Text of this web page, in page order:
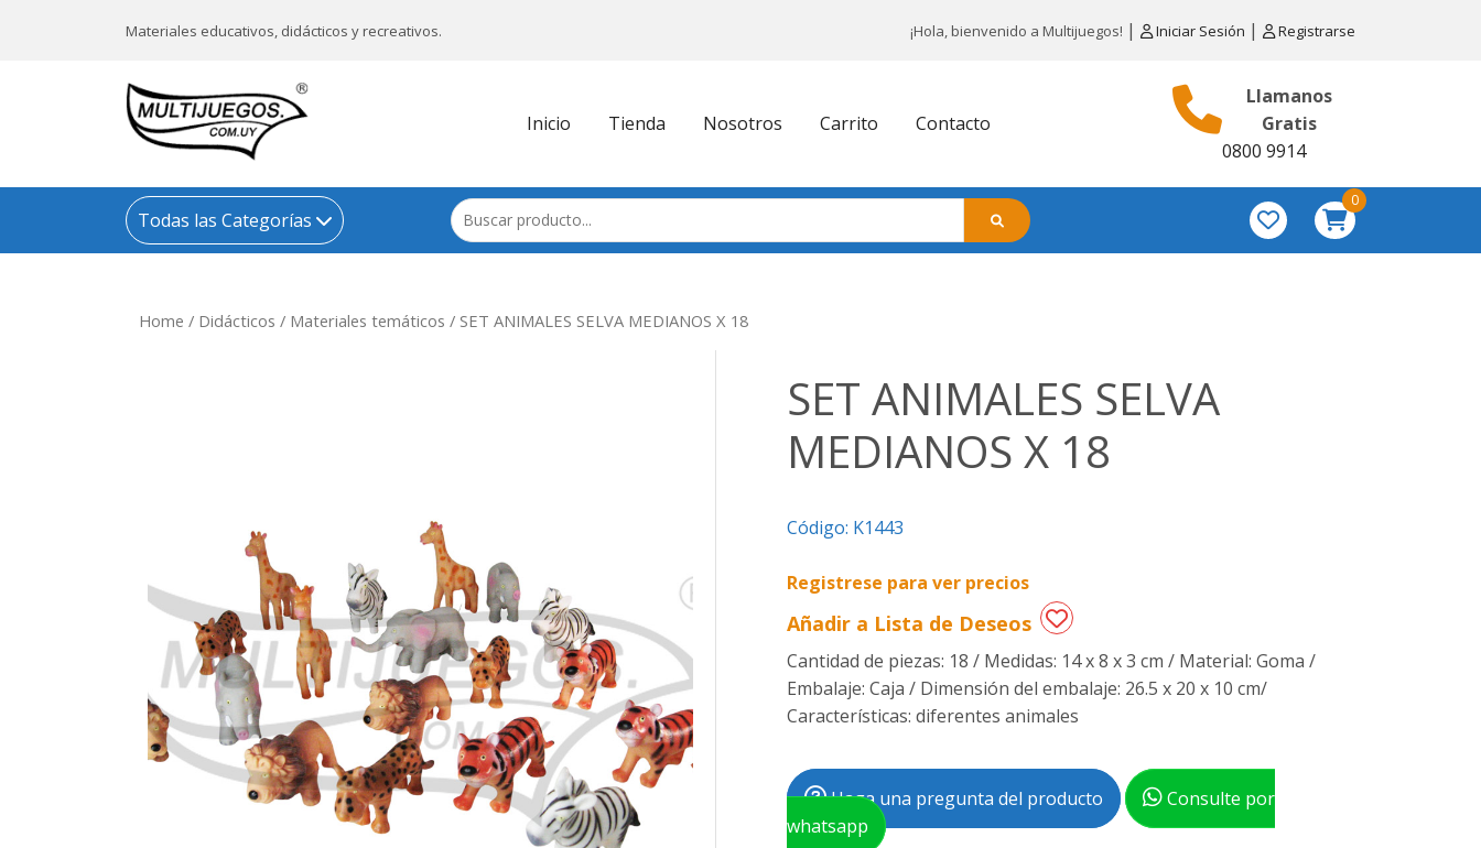
Materiales educativos, didácticos y recreativos. ¡Hola, bienvenido a Multijuegos! | Iniciar Sesión | Registrarse
Inicio Tienda Nosotros Carrito Contacto
Llamanos
Gratis
0800 9914
Todas las Categorías
0
Home / Didácticos / Materiales temáticos / SET ANIMALES SELVA MEDIANOS X 18
SET ANIMALES SELVA
MEDIANOS X 18
Código: K1443
Registrese para ver precios
Añadir a Lista de Deseos
Cantidad de piezas: 18 / Medidas: 14 x 8 x 3 cm / Material: Goma /
Embalaje: Caja / Dimensión del embalaje: 26.5 x 20 x 10 cm/
Características: diferentes animales
Haga una pregunta del producto
Consulte por
whatsapp